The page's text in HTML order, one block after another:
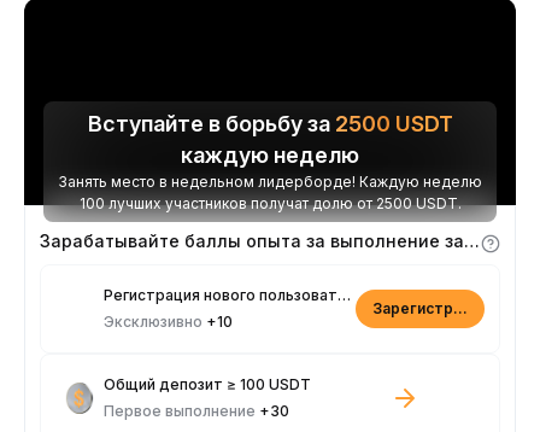
Вступайте в борьбу за 2500 USDT
каждую неделю
Занять место в недельном лидерборде! Каждую неделю
100 лучших участников получат долю от 2500 USDT.
Зарабатывайте баллы опыта за выполнение заданий
Регистрация нового пользователя
Эксклюзивно +10
Зарегистрироваться
Общий депозит ≥ 100 USDT
Первое выполнение +30